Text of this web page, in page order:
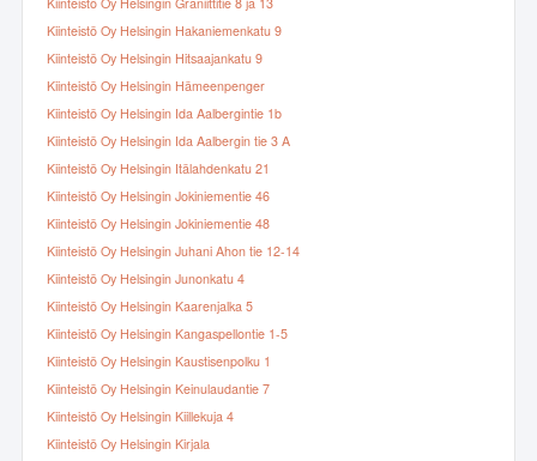
Kiinteistö Oy Helsingin Graniittitie 8 ja 13
Kiinteistö Oy Helsingin Hakaniemenkatu 9
Kiinteistö Oy Helsingin Hitsaajankatu 9
Kiinteistö Oy Helsingin Hämeenpenger
Kiinteistö Oy Helsingin Ida Aalbergintie 1b
Kiinteistö Oy Helsingin Ida Aalbergin tie 3 A
Kiinteistö Oy Helsingin Itälahdenkatu 21
Kiinteistö Oy Helsingin Jokiniementie 46
Kiinteistö Oy Helsingin Jokiniementie 48
Kiinteistö Oy Helsingin Juhani Ahon tie 12-14
Kiinteistö Oy Helsingin Junonkatu 4
Kiinteistö Oy Helsingin Kaarenjalka 5
Kiinteistö Oy Helsingin Kangaspellontie 1-5
Kiinteistö Oy Helsingin Kaustisenpolku 1
Kiinteistö Oy Helsingin Keinulaudantie 7
Kiinteistö Oy Helsingin Kiillekuja 4
Kiinteistö Oy Helsingin Kirjala